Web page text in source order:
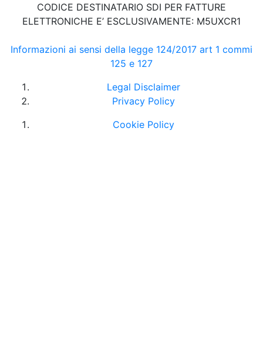
CODICE DESTINATARIO SDI PER FATTURE
ELETTRONICHE E’ ESCLUSIVAMENTE: M5UXCR1
Informazioni ai sensi della legge 124/2017 art 1 commi
125 e 127
Legal Disclaimer
Privacy Policy
Cookie Policy